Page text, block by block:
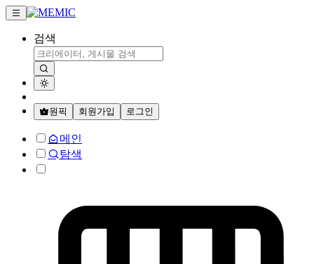
검색
원픽 회원가입 로그인
메인
탐색